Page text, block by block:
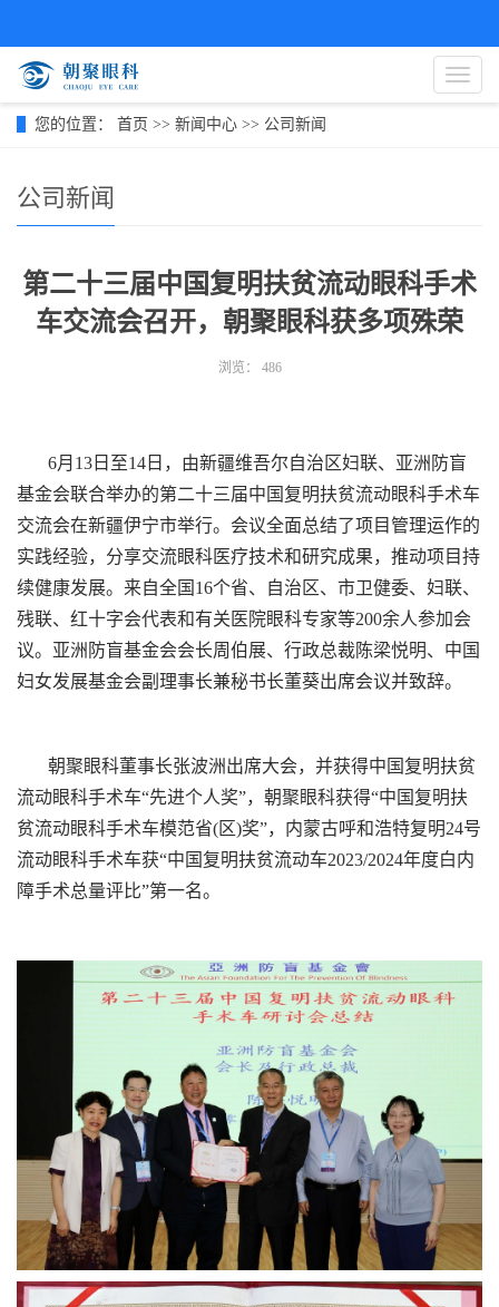
导
航
您的位置： 首页 >> 新闻中心 >> 公司新闻
公司新闻
第二十三届中国复明扶贫流动眼科手术
车交流会召开，朝聚眼科获多项殊荣
浏览： 486
6月13日至14日，由新疆维吾尔自治区妇联、亚洲防盲
基金会联合举办的第二十三届中国复明扶贫流动眼科手术车
交流会在新疆伊宁市举行。会议全面总结了项目管理运作的
实践经验，分享交流眼科医疗技术和研究成果，推动项目持
续健康发展。来自全国16个省、自治区、市卫健委、妇联、
残联、红十字会代表和有关医院眼科专家等200余人参加会
议。亚洲防盲基金会会长周伯展、行政总裁陈梁悦明、中国
妇女发展基金会副理事长兼秘书长董葵出席会议并致辞。
朝聚眼科董事长张波洲出席大会，并获得中国复明扶贫
流动眼科手术车“先进个人奖”，朝聚眼科获得“中国复明扶
贫流动眼科手术车模范省(区)奖”，内蒙古呼和浩特复明24号
流动眼科手术车获“中国复明扶贫流动车2023/2024年度白内
障手术总量评比”第一名。